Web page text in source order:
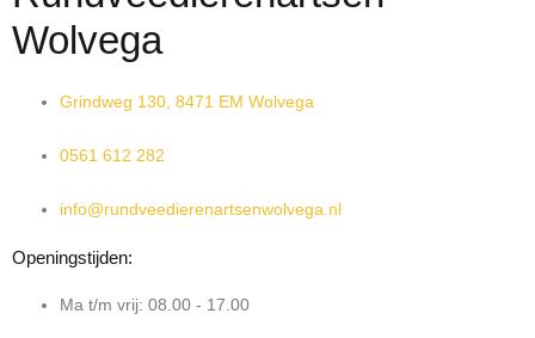
Wolvega
Grindweg 130, 8471 EM Wolvega
0561 612 282
info@rundveedierenartsenwolvega.nl
Openingstijden:
Ma t/m vrij: 08.00 - 17.00